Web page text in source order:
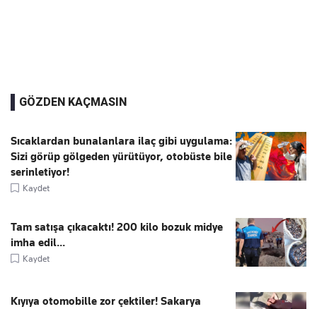
GÖZDEN KAÇMASIN
Sıcaklardan bunalanlara ilaç gibi uygulama:
Sizi görüp gölgeden yürütüyor, otobüste bile
serinletiyor!
Kaydet
Tam satışa çıkacaktı! 200 kilo bozuk midye
imha edil...
Kaydet
Kıyıya otomobille zor çektiler! Sakarya